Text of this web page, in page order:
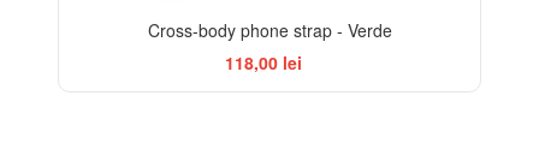
Cross-body phone strap - Verde
118,00 lei